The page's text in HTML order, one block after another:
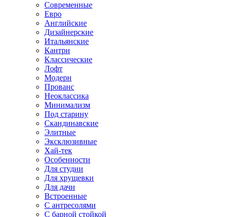
Современные
Евро
Английские
Дизайнерские
Итальянские
Кантри
Классические
Лофт
Модерн
Прованс
Неоклассика
Минимализм
Под старину
Скандинавские
Элитные
Эксклюзивные
Хай-тек
Особенности
Для студии
Для хрущевки
Для дачи
Встроенные
С антресолями
С барной стойкой